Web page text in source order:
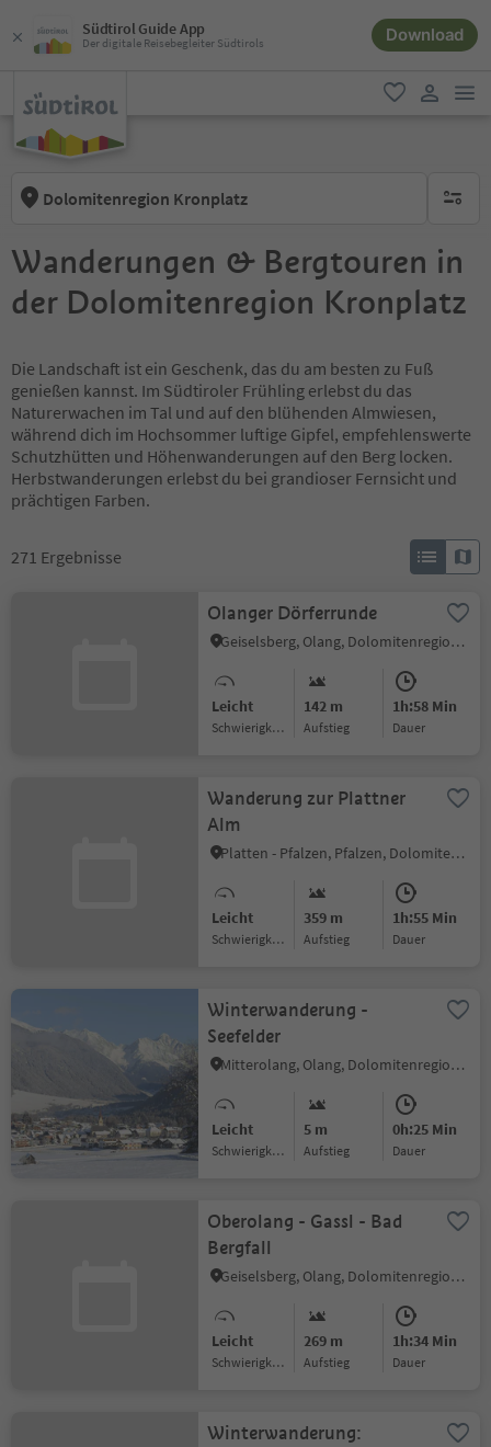
Südtirol Guide App
Der digitale Reisebegleiter Südtirols Download
favorit
Dolomitenregion Kronplatz keine
Wanderungen & Bergtouren in
der Dolomitenregion Kronplatz
Die Landschaft ist ein Geschenk, das du am besten zu Fuß
genießen kannst. Im Südtiroler Frühling erlebst du das
Naturerwachen im Tal und auf den blühenden Almwiesen,
während dich im Hochsommer luftige Gipfel, empfehlenswerte
Schutzhütten und Höhenwanderungen auf den Berg locken.
Herbstwanderungen erlebst du bei grandioser Fernsicht und
prächtigen Farben.
271 Ergebnisse
Olanger Dörferrunde
Geiselsberg, Olang, Dolomitenregion Kronplatz
Leicht
Schwierigkeitsgrad
142 m
Aufstieg
1h:58 Min
Dauer
Wanderung zur Plattner
Alm
Platten - Pfalzen, Pfalzen, Dolomitenregion Kronplatz
Leicht
Schwierigkeitsgrad
359 m
Aufstieg
1h:55 Min
Dauer
Winterwanderung -
Seefelder
Mitterolang, Olang, Dolomitenregion Kronplatz
Leicht
Schwierigkeitsgrad
5 m
Aufstieg
0h:25 Min
Dauer
Oberolang - Gassl - Bad
Bergfall
Geiselsberg, Olang, Dolomitenregion Kronplatz
Leicht
Schwierigkeitsgrad
269 m
Aufstieg
1h:34 Min
Dauer
Winterwanderung: